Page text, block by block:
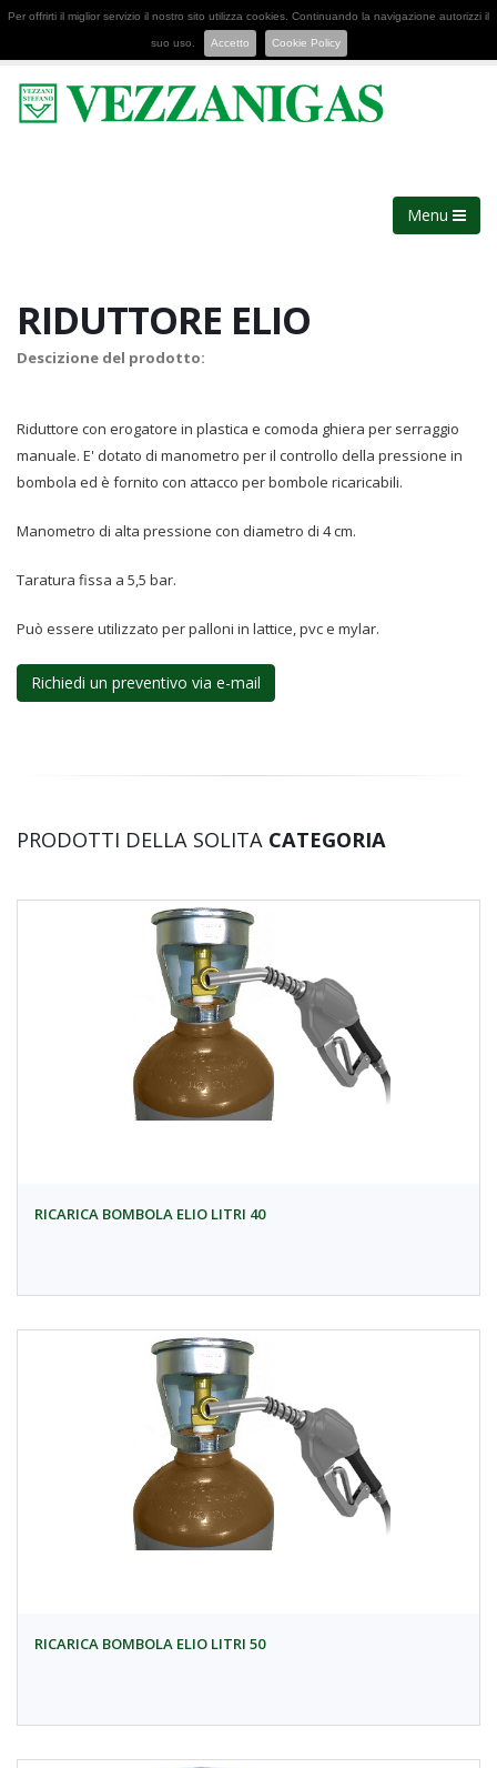
Per offrirti il miglior servizio il nostro sito utilizza cookies. Continuando la navigazione autorizzi il
suo uso. Accetto Cookie Policy
Menu
RIDUTTORE ELIO
Descizione del prodotto:
Riduttore con erogatore in plastica e comoda ghiera per serraggio
manuale. E' dotato di manometro per il controllo della pressione in
bombola ed è fornito con attacco per bombole ricaricabili.
Manometro di alta pressione con diametro di 4 cm.
Taratura fissa a 5,5 bar.
Può essere utilizzato per palloni in lattice, pvc e mylar.
Richiedi un preventivo via e-mail
PRODOTTI DELLA SOLITA CATEGORIA
RICARICA BOMBOLA ELIO LITRI 40
RICARICA BOMBOLA ELIO LITRI 50